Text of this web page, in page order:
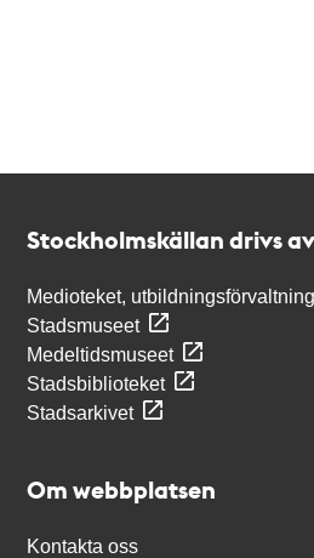
Stockholmskällan drivs av
Medioteket,
Stadsmuseet
Medeltidsmuseet
Stadsbiblioteket
Stadsarkivet
Om webbplatsen
Kontakta oss